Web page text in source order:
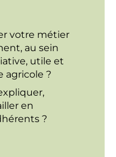
votre métier
au sein
utile et
agricole ?
en
?